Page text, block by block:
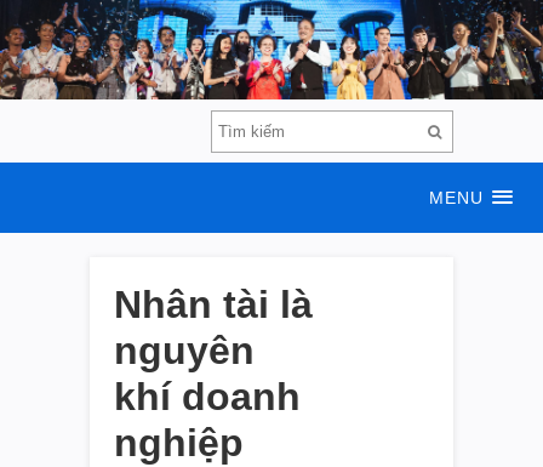
MENU
Nhân tài là
nguyên
khí doanh
nghiệp